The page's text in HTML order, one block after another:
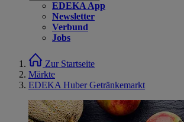
EDEKA App
Newsletter
Verbund
Jobs
Zur Startseite
Märkte
EDEKA Huber Getränkemarkt